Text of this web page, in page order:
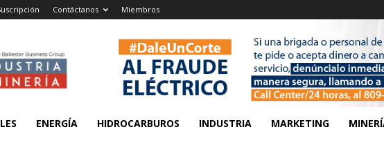
Contáctanos Miembros
ENERGÍA HIDROCARBUROS INDUSTRIA MARKETING